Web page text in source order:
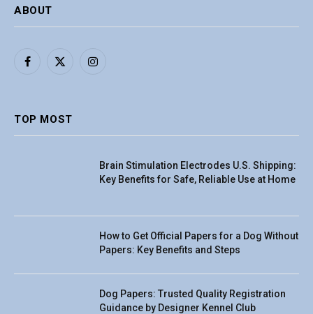
ABOUT
Facebook
X
Instagram
TOP MOST
Brain Stimulation Electrodes U.S. Shipping:
Key Benefits for Safe, Reliable Use at Home
How to Get Official Papers for a Dog Without
Papers: Key Benefits and Steps
Dog Papers: Trusted Quality Registration
Guidance by Designer Kennel Club